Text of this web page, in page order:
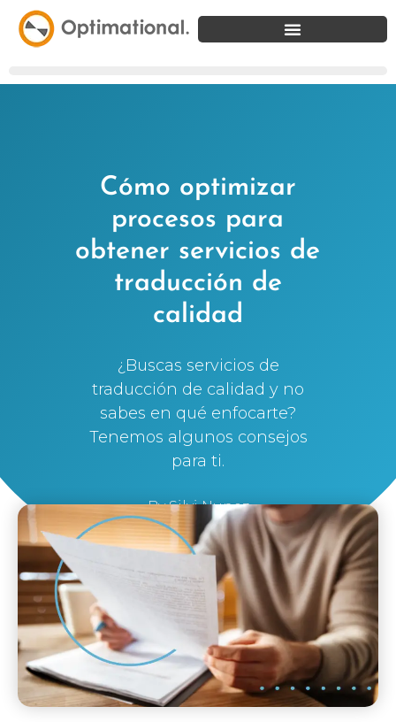
Cómo optimizar
procesos para
obtener servicios de
traducción de
calidad
¿Buscas servicios de
traducción de calidad y no
sabes en qué enfocarte?
Tenemos algunos consejos
para ti.
BySilvi Nunez